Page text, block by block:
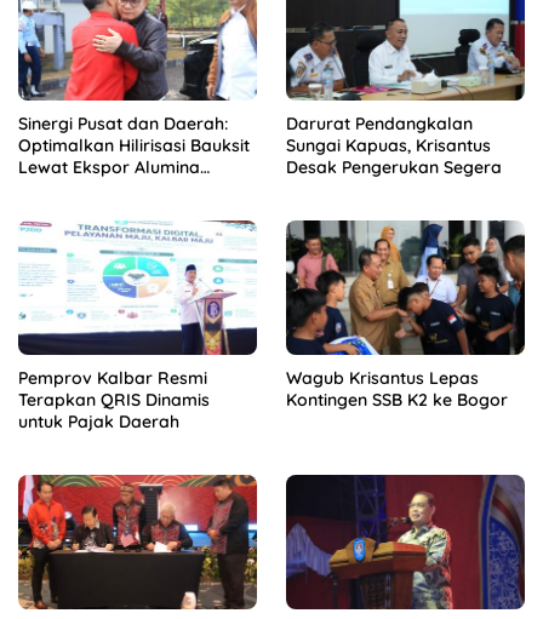
Sinergi Pusat dan Daerah:
Optimalkan Hilirisasi Bauksit
Lewat Ekspor Alumina
Darurat Pendangkalan
Sungai Kapuas, Krisantus
Desak Pengerukan Segera
Pemprov Kalbar Resmi
Terapkan QRIS Dinamis
untuk Pajak Daerah
Wagub Krisantus Lepas
Kontingen SSB K2 ke Bogor